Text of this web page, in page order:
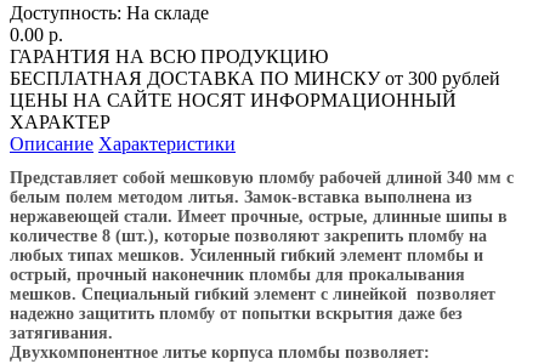
Доступность: На складе
0.00 р.
ГАРАНТИЯ НА ВСЮ ПРОДУКЦИЮ
БЕСПЛАТНАЯ ДОСТАВКА ПО МИНСКУ от 300 рублей
ЦЕНЫ НА САЙТЕ НОСЯТ ИНФОРМАЦИОННЫЙ
ХАРАКТЕР
Описание Характеристики
Представляет собой мешковую пломбу рабочей длиной 340 мм с
белым полем методом литья. Замок-вставка выполнена из
нержавеющей стали. Имеет прочные, острые, длинные шипы в
количестве 8 (шт.), которые позволяют закрепить пломбу на
любых типах мешков. Усиленный гибкий элемент пломбы и
острый, прочный наконечник пломбы для прокалывания
мешков. Специальный гибкий элемент с линейкой позволяет
надежно защитить пломбу от попытки вскрытия даже без
затягивания.
Двухкомпонентное литье корпуса пломбы позволяет: